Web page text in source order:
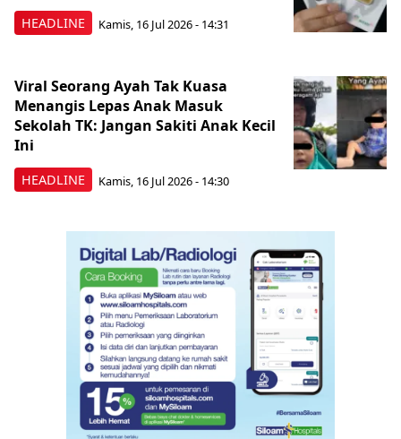
HEADLINE Kamis, 16 Jul 2026 - 14:31
HEADLINE
Viral Seorang Ayah Tak Kuasa
Menangis Lepas Anak Masuk
Sekolah TK: Jangan Sakiti Anak Kecil
Ini
Kamis, 16 Jul 2026 - 14:30